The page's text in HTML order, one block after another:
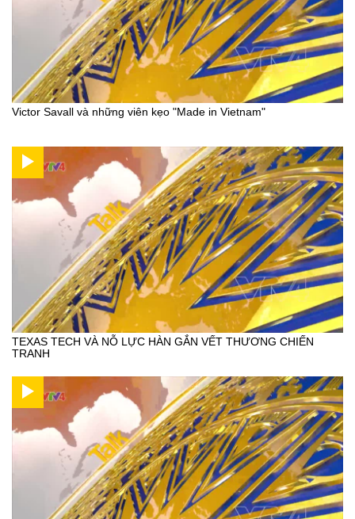
Victor Savall và những viên kẹo "Made in Vietnam"
TEXAS TECH VÀ NỖ LỰC HÀN GẮN VẾT THƯƠNG CHIẾN
TRANH